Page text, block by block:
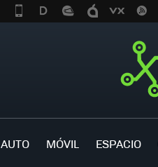
AUTO MÓVIL ESPACIO